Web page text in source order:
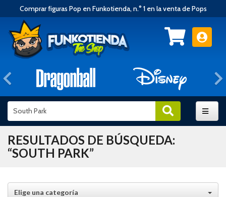
Comprar figuras Pop en Funkotienda, n.° 1 en la venta de Pops
Anterior
RESULTADOS DE BÚSQUEDA:
“SOUTH PARK”
Elige una categoría